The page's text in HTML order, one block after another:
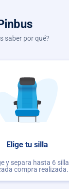
saber por qué?
Elige tu silla
y separa hasta 6
compra realizada.